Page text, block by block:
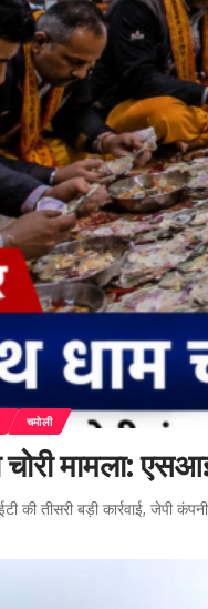
चमोली
मामला:
की तीसरी बड़ी कार्रवाई, जेपी